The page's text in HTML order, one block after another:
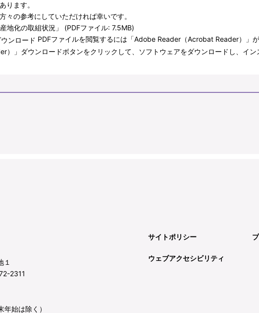
ります。
の参考にしていただければ幸いです。
地化の取組状況」 (PDFファイル: 7.5MB)
PDFファイルを閲覧するには「Adobe Reader（Acrobat Reader）」
」ダウンロードボタンをクリックして、ソフトウェアをダウンロードし、イン
2311
始は除く）
サイトポリシー
ウェブアクセシビリティ